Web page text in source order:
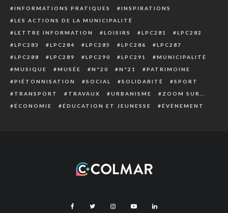
INFORMATIONS PRATIQUES
INSPIRATIONS
LES ACTIONS DE LA MUNICIPALITÉ
LETTRE INFORMATION
LOISIRS LPC281
LPC282
LPC283
LPC284 LPC285 LPC286
LPC287
LPC288
LPC289 LPC290 LPC291
MUNICIPALITÉ
MUSIQUE
MUSÉE N°20 N°21
PATRIMOINE
PIÉTONNISATION
SOCIAL SOLIDARITÉ
SPORT
TRANSPORT
TRAVAUX URBANISME
ZOOM SUR…
ÉCONOMIE
ÉDUCATION ET JEUNESSE ÉVÈNEMENT